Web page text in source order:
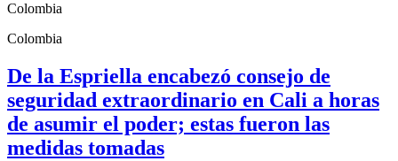
Colombia
Colombia
De la Espriella encabezó consejo de
seguridad extraordinario en Cali a horas
de asumir el poder; estas fueron las
medidas tomadas